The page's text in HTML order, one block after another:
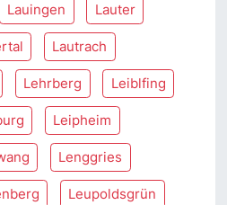
Lauingen Lauter
Lautrach
Lehrberg Leiblfing
Leipheim
Lenggries
Leupoldsgrün